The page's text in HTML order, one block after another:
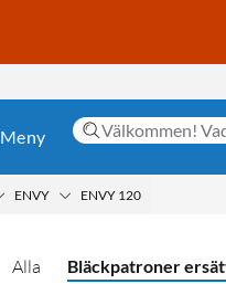
Meny
ENVY ENVY 120
Alla Bläckpatroner